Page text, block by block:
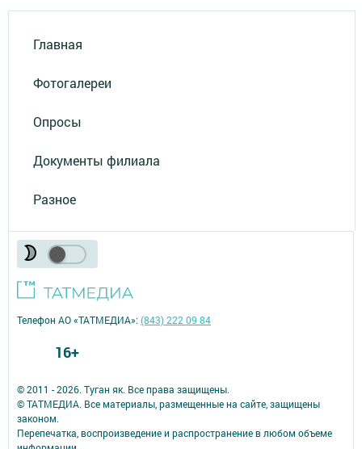
Главная
Фотогалереи
Опросы
Документы филиала
Разное
© 2011 - 2026. Туган як. Все права защищены.
© ТАТМЕДИА. Все материалы, размещенные на сайте, защищены
законом.
Перепечатка, воспроизведение и распространение в любом объеме
Телефон АО «ТАТМЕДИА»:(843) 222 09 84
16+